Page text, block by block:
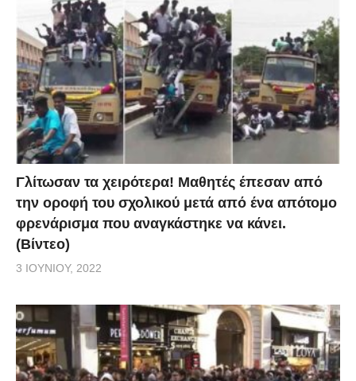
Γλίτωσαν τα χειρότερα! Μαθητές έπεσαν από
την οροφή του σχολικού μετά από ένα απότομο
φρενάρισμα που αναγκάστηκε να κάνει.
(Βίντεο)
3 ΙΟΥΝΊΟΥ, 2022